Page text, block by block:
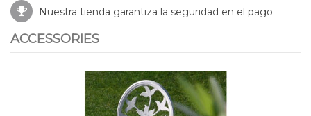
Nuestra tienda garantiza la seguridad en el pago
ACCESSORIES